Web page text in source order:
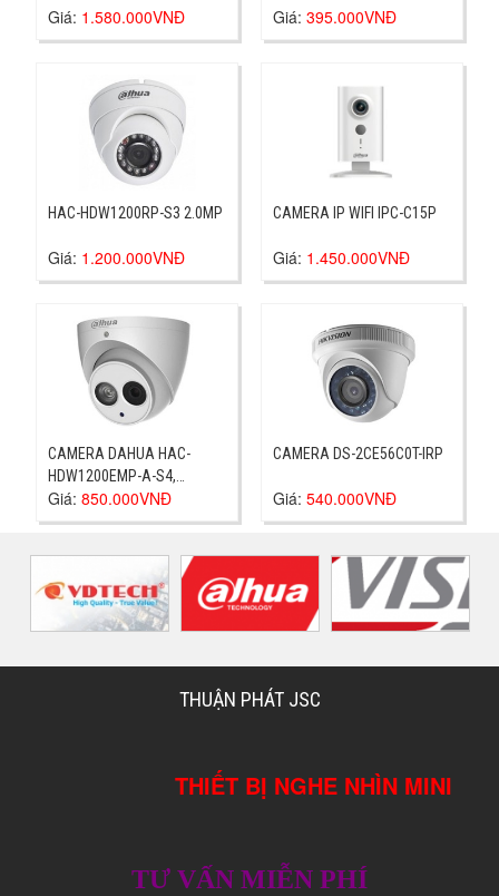
Giá: 1.580.000VNĐ Giá: 395.000VNĐ
HAC-HDW1200RP-S3 2.0MP
Giá: 1.200.000VNĐ
CAMERA IP WIFI IPC-C15P
Giá: 1.450.000VNĐ
CAMERA DAHUA HAC-
HDW1200EMP-A-S4,
DAHUA HAC-HDW1200EMP-
A-S4
Giá:850.000VNĐ
CAMERA DS-2CE56C0T-IRP
Giá: 540.000VNĐ
THUẬN PHÁT JSC
THIẾT BỊ NGHE NHÌN MINI
TƯ VẤN MIỄN PHÍ